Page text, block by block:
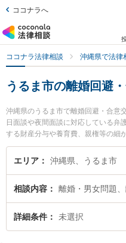
ココナラへ
ココナラ法律相談 沖縄県で法律
うるま市の離婚回避
沖縄県のうるま市で離婚回避・合意
日面談や夜間面談に対応している弁
する財産分与や養育費、親権等の細
す。特にうるま・あおいそら法律事
報や弁護士費用、強みなどが注目さ
生した離婚回避・合意交渉のトラブ
回相談無料で離婚回避・合意交渉を
予約したい』などでお困りの相談者
エリア 沖縄県、うるま市
相談内容 離婚・男女問題
詳細条件 未選択